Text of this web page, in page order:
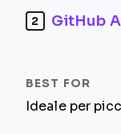
2 GitHub
Ideale per